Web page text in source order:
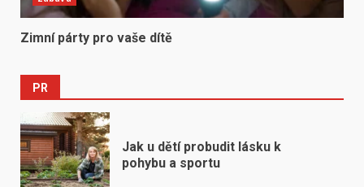
Zimní párty pro vaše dítě
PR
Jak u dětí probudit lásku k
pohybu a sportu